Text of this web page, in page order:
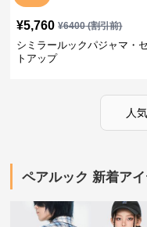
¥5,760 ¥6400(割引前)
シミラールックパジャマ・
トアップ
人
ペアルック 新着ア